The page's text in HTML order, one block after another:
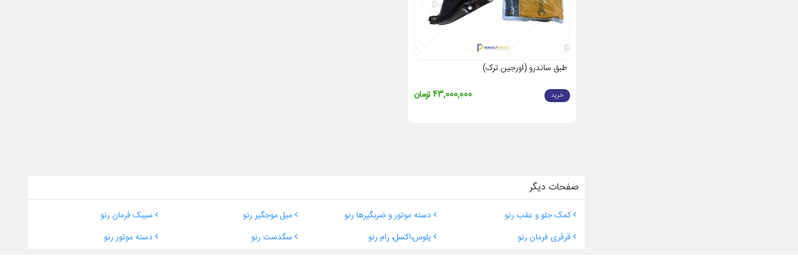
طبق ساندرو (اورجین ترک)
خرید 43,000,000 تومان
صفحات دیگر
کمک جلو و عقب رنو دسته موتور و ضربگیرها رنو میل موجگیر رنو
سیبک فرمان رنو
قرقری فرمان رنو
پلوس،اکسل، رام رنو سگدست رنو دسته موتور رنو